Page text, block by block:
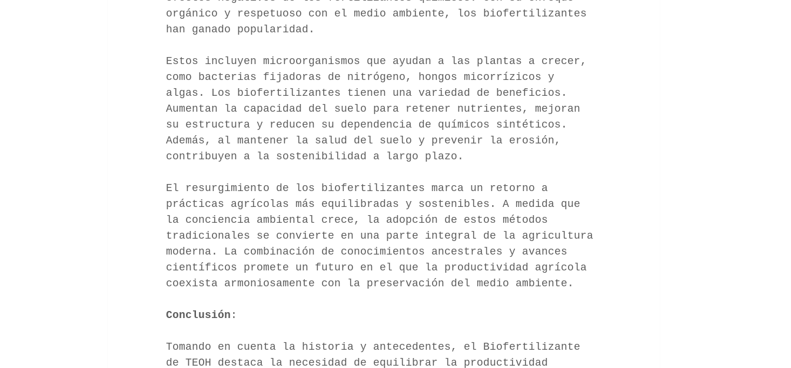
orgánico y respetuoso con el medio ambiente, los biofertilizantes
han ganado popularidad.
Estos incluyen microorganismos que ayudan a las plantas a crecer,
como bacterias fijadoras de nitrógeno, hongos micorrízicos y
algas. Los biofertilizantes tienen una variedad de beneficios.
Aumentan la capacidad del suelo para retener nutrientes, mejoran
su estructura y reducen su dependencia de químicos sintéticos.
Además, al mantener la salud del suelo y prevenir la erosión,
contribuyen a la sostenibilidad a largo plazo.
El resurgimiento de los biofertilizantes marca un retorno a
prácticas agrícolas más equilibradas y sostenibles. A medida que
la conciencia ambiental crece, la adopción de estos métodos
tradicionales se convierte en una parte integral de la agricultura
moderna. La combinación de conocimientos ancestrales y avances
científicos promete un futuro en el que la productividad agrícola
coexista armoniosamente con la preservación del medio ambiente.
Conclusión :
Tomando en cuenta la historia y antecedentes, el Biofertilizante
de TEOH destaca la necesidad de equilibrar la productividad